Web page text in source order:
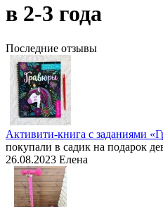
в 2-3 года
Последние отзывы
Активити-книга с заданиями
покупали в садик на подарок
26.08.2023 Елена